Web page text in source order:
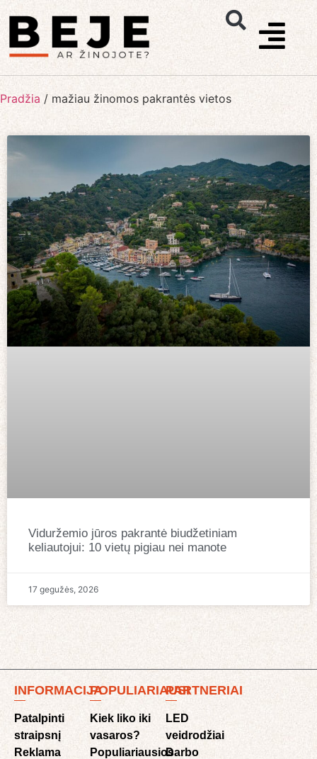
Pradžia / mažiau žinomos pakrantės vietos
Viduržemio jūros pakrantė biudžetiniam
keliautojui: 10 vietų pigiau nei manote
17 gegužės, 2026
INFORMACIJA
Patalpinti
straipsnį
Reklama
POPULIARIAUSI
Kiek liko iki
vasaros?
Populiariausios
PARTNERIAI
LED
veidrodžiai
Darbo